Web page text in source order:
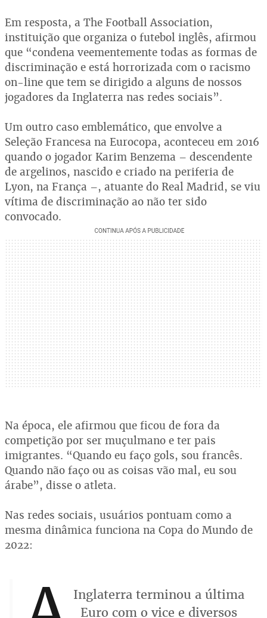
Em resposta, a The Football Association,
instituição que organiza o futebol inglês, afirmou
que “condena veementemente todas as formas de
discriminação e está horrorizada com o racismo
on-line que tem se dirigido a alguns de nossos
jogadores da Inglaterra nas redes sociais”.
Um outro caso emblemático, que envolve a
Seleção Francesa na Eurocopa, aconteceu em 2016
quando o jogador Karim Benzema – descendente
de argelinos, nascido e criado na periferia de
Lyon, na França –, atuante do Real Madrid, se viu
vítima de discriminação ao não ter sido
convocado.
Na época, ele afirmou que ficou de fora da
competição por ser muçulmano e ter pais
imigrantes. “Quando eu faço gols, sou francês.
Quando não faço ou as coisas vão mal, eu sou
árabe”, disse o atleta.
Nas redes sociais, usuários pontuam como a
mesma dinâmica funciona na Copa do Mundo de
2022:
Inglaterra terminou a última
Euro com o vice e diversos